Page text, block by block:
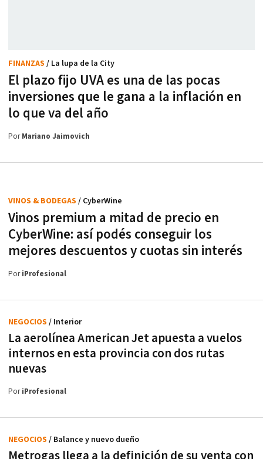
El plazo fijo UVA es una de las pocas
inversiones que le gana a la inflación en
lo que va del año
FINANZAS / La lupa de la City
PorMariano Jaimovich
Vinos premium a mitad de precio en
CyberWine: así podés conseguir los
mejores descuentos y cuotas sin interés
VINOS & BODEGAS / CyberWine
PoriProfesional
La aerolínea American Jet apuesta a vuelos
internos en esta provincia con dos rutas
nuevas
NEGOCIOS / Interior
PoriProfesional
NEGOCIOS / Balance y nuevo dueño